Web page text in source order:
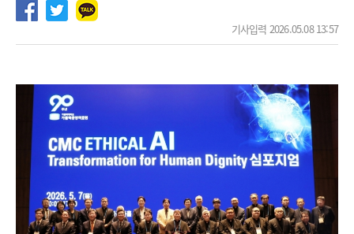
기사입력 2026.05.08 13:57